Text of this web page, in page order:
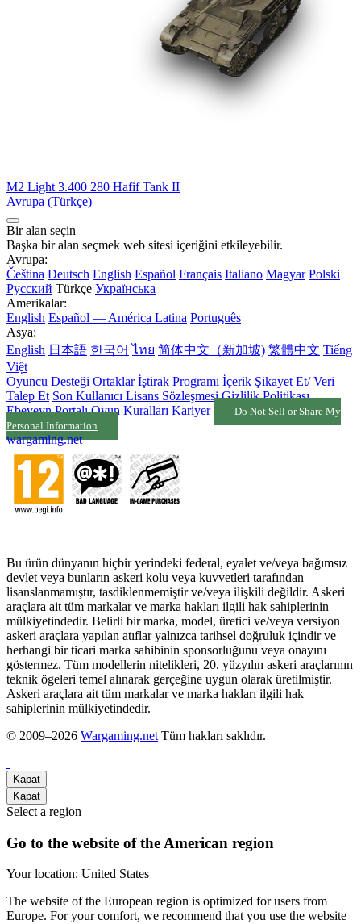
M2 Light 3.400 280 Hafif Tank II
Avrupa (Türkçe)
Bir alan seçin
Başka bir alan seçmek web sitesi içeriğini etkileyebilir.
Avrupa:
Čeština Deutsch English Español Français Italiano Magyar Polski
Русский Türkçe Українська
Amerikalar:
English Español — América Latina Português
Asya:
English 日本語 한국어 ไทย 简体中文（新加坡) 繁體中文 Tiếng
Việt
Oyuncu Desteği Ortaklar İştirak Programı İçerik Şikayet Et/ Veri
Talep Et Son Kullanıcı Lisans Sözleşmesi Gizlilik Politikası
Ebeveyn Portalı Oyun Kuralları Kariyer
Do Not Sell or Share My
Personal Information
wargaming.net
Bu ürün dünyanın hiçbir yerindeki federal, eyalet ve/veya bağımsız
devlet veya bunların askeri kolu veya kuvvetleri tarafından
lisanslanmamıştır, tasdiklenmemiştir ve/veya ilişkili değildir. Askeri
araçlara ait tüm markalar ve marka hakları ilgili hak sahiplerinin
mülkiyetindedir. Belirli bir marka, model, üretici ve/veya versiyon
askeri araçlara yapılan atıflar yalnızca tarihsel doğruluk içindir ve
herhangi bir ticari marka sahibinin sponsorluğunu veya onayını
göstermez. Tüm modellerin nitelikleri, 20. yüzyılın askeri araçlarının
teknik ögeleri temel alınarak gerçeğine uygun olarak üretilmiştir.
Askeri araçlara ait tüm markalar ve marka hakları ilgili hak
sahiplerinin mülkiyetindedir.
© 2009–2026 Wargaming.net Tüm hakları saklıdır.
Kapat
Kapat
Select a region
Go to the website of the American region
Your location: United States
The website of the European region is optimized for users from
Europe. For your comfort, we recommend that you use the website